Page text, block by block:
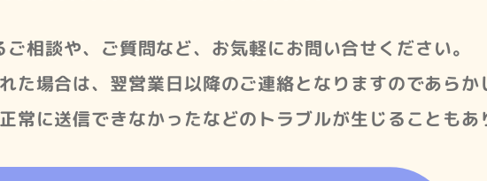
相談や、ご質問など、お気軽にお問い合せください。
場合は、翌営業日以降のご連絡となりますのであらか
常に送信できなかったなどのトラブルが生じることもあ